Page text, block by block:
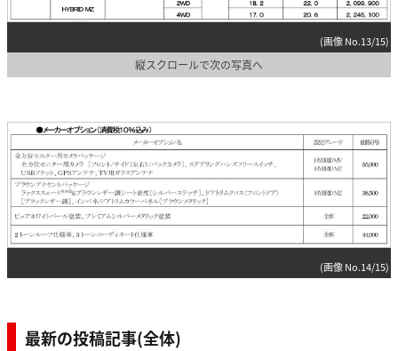
(画像 No.13/15)
縦スクロールで次の写真へ
(画像 No.14/15)
最新の投稿記事(全体)